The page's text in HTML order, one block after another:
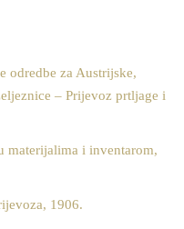
odredbe za Austrijske,
– Prijevoz prtljage i
materijalima i inventarom,
1906.